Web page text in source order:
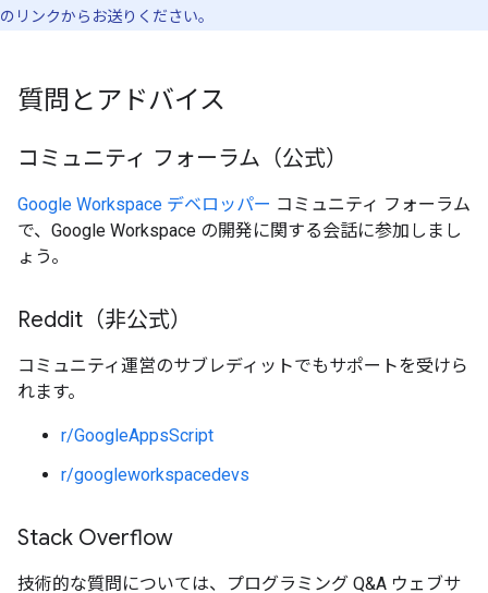
のリンクからお送りください。
質問とアドバイス
コミュニティ フォーラム（公式）
Google Workspace デベロッパー コミュニティ フォーラム
で、Google Workspace の開発に関する会話に参加しまし
ょう。
Reddit（非公式）
コミュニティ運営のサブレディットでもサポートを受けら
れます。
r/GoogleAppsScript
r/googleworkspacedevs
Stack Overflow
技術的な質問については、プログラミング Q&A ウェブサ